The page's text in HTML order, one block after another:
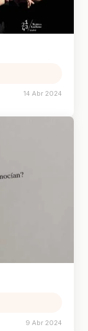
14 Abr 2024
9 Abr 2024